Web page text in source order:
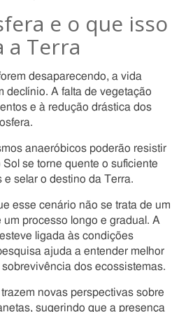
e o que isso
a Terra
desaparecendo, a vida
declínio. A falta de vegetação
e à redução drástica dos
anaeróbicos poderão resistir
se torne quente o suficiente
selar o destino da Terra.
esse cenário não se trata de um
processo longo e gradual. A
ligada às condições
ajuda a entender melhor
dos ecossistemas.
novas perspectivas sobre
sugerindo que a presença